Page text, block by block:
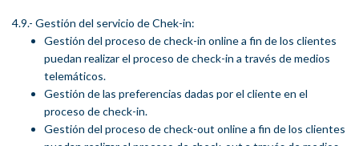
4.9.- Gestión del servicio de Chek-in:
Gestión del proceso de check-in online a fin de los clientes
puedan realizar el proceso de check-in a través de medios
telemáticos.
Gestión de las preferencias dadas por el cliente en el
proceso de check-in.
Gestión del proceso de check-out online a fin de los clientes